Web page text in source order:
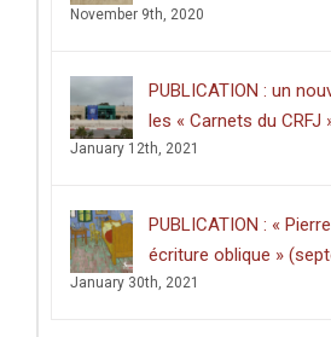
November 9th, 2020
PUBLICATION : un
les « Carnets du CRFJ
January 12th, 2021
PUBLICATION : «
écriture oblique »
January 30th, 2021